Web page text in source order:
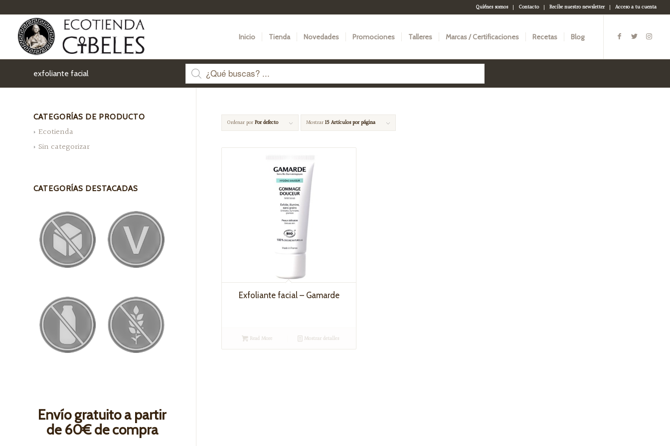
Quiénes somos Contacto Recibe nuestro newsletter Acceso a tu cuenta
Inicio Tienda Novedades Promociones Talleres Marcas / Certificaciones Recetas Blog
exfoliante facial
Ordenar porPor defecto Mostrar15 Artículos por página
Exfoliante facial – Gamarde
Read More Mostrar detalles
CATEGORÍAS DE PRODUCTO
Ecotienda
Sin categorizar
CATEGORÍAS DESTACADAS
Envío gratuito a partir
de 60€ de compra